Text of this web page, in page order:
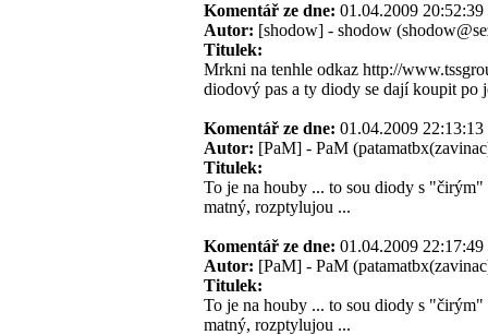
Komentář ze dne: 01.04.2009
Autor: [shodow] - shodow
Titulek:
Mrkni na tenhle odkaz http://
diodový pas a ty diody se dají koupit po
Komentář ze dne: 01.04.2009
Autor: [PaM] - PaM
Titulek:
To je na houby ... to sou diody s
matný, rozptylujou ...
Komentář ze dne: 01.04.2009
Autor: [PaM] - PaM
Titulek:
To je na houby ... to sou diody s
matný, rozptylujou ...